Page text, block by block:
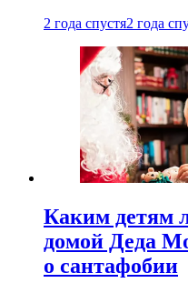
2 года спустя2 года
Каким детям
домой Деда
о сантафобии